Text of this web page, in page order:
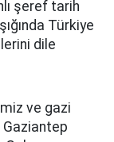
şeref tarih
Türkiye
dile
ve gazi
Gaziantep